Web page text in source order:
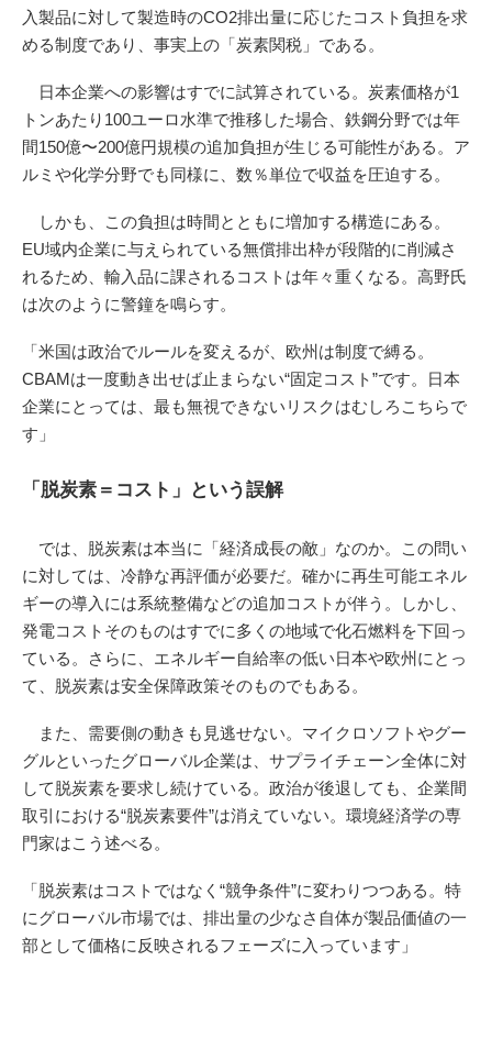
入製品に対して製造時のCO2排出量に応じたコスト負担を求
める制度であり、事実上の「炭素関税」である。
日本企業への影響はすでに試算されている。炭素価格が1
トンあたり100ユーロ水準で推移した場合、鉄鋼分野では年
間150億〜200億円規模の追加負担が生じる可能性がある。ア
ルミや化学分野でも同様に、数％単位で収益を圧迫する。
しかも、この負担は時間とともに増加する構造にある。
EU域内企業に与えられている無償排出枠が段階的に削減さ
れるため、輸入品に課されるコストは年々重くなる。高野氏
は次のように警鐘を鳴らす。
「米国は政治でルールを変えるが、欧州は制度で縛る。
CBAMは一度動き出せば止まらない“固定コスト”です。日本
企業にとっては、最も無視できないリスクはむしろこちらで
す」
「脱炭素＝コスト」という誤解
では、脱炭素は本当に「経済成長の敵」なのか。この問い
に対しては、冷静な再評価が必要だ。確かに再生可能エネル
ギーの導入には系統整備などの追加コストが伴う。しかし、
発電コストそのものはすでに多くの地域で化石燃料を下回っ
ている。さらに、エネルギー自給率の低い日本や欧州にとっ
て、脱炭素は安全保障政策そのものでもある。
また、需要側の動きも見逃せない。マイクロソフトやグー
グルといったグローバル企業は、サプライチェーン全体に対
して脱炭素を要求し続けている。政治が後退しても、企業間
取引における“脱炭素要件”は消えていない。環境経済学の専
門家はこう述べる。
「脱炭素はコストではなく“競争条件”に変わりつつある。特
にグローバル市場では、排出量の少なさ自体が製品価値の一
部として価格に反映されるフェーズに入っています」